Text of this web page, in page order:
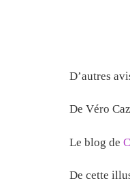
D’autres
De Véro
Le blog de
De cette